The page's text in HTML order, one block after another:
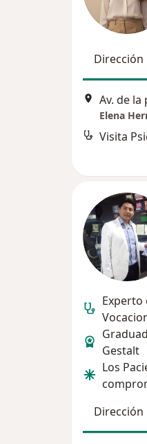
Dirección
Av. de la
Elena
Visita
Experto
Gestalt
Los
Dirección